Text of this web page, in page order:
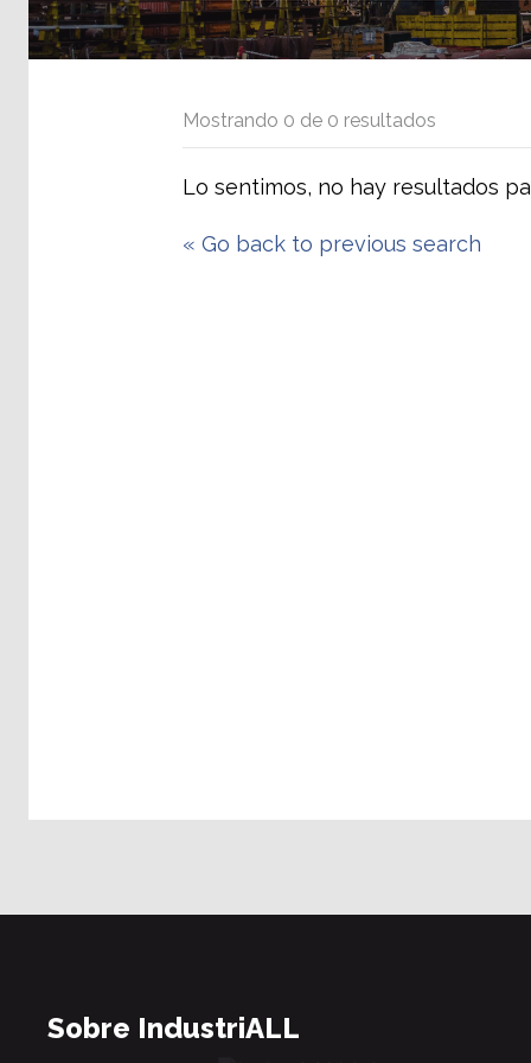
Mostrando 0 de 0 resultados
Lo sentimos, no hay resultados
«Go back to previous search
Sobre IndustriALL